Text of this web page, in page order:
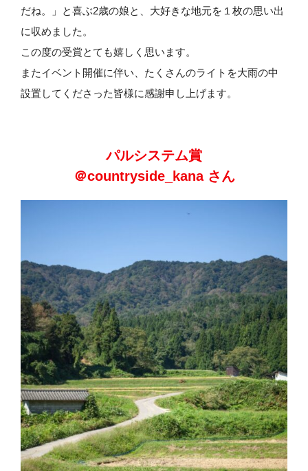
だね。」と喜ぶ2歳の娘と、大好きな地元を１枚の思い出
に収めました。
この度の受賞とても嬉しく思います。
またイベント開催に伴い、たくさんのライトを大雨の中
設置してくださった皆様に感謝申し上げます。
パルシステム賞
＠countryside_kana さん